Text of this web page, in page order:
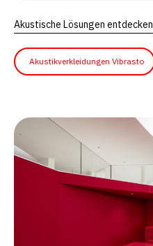
Akustische Lösungen entdecken
Akustikverkleidungen Vibrasto